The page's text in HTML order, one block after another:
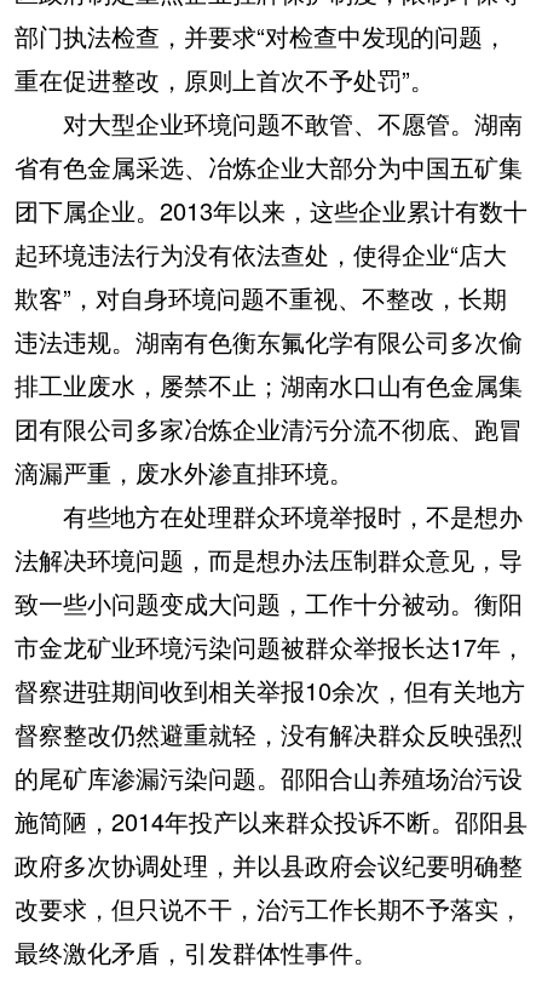
部门执法检查，并要求“对检查中发现的问题，
重在促进整改，原则上首次不予处罚”。
对大型企业环境问题不敢管、不愿管。湖南
省有色金属采选、冶炼企业大部分为中国五矿集
团下属企业。2013年以来，这些企业累计有数十
起环境违法行为没有依法查处，使得企业“店大
欺客”，对自身环境问题不重视、不整改，长期
违法违规。湖南有色衡东氟化学有限公司多次偷
排工业废水，屡禁不止；湖南水口山有色金属集
团有限公司多家冶炼企业清污分流不彻底、跑冒
滴漏严重，废水外渗直排环境。
有些地方在处理群众环境举报时，不是想办
法解决环境问题，而是想办法压制群众意见，导
致一些小问题变成大问题，工作十分被动。衡阳
市金龙矿业环境污染问题被群众举报长达17年，
督察进驻期间收到相关举报10余次，但有关地方
督察整改仍然避重就轻，没有解决群众反映强烈
的尾矿库渗漏污染问题。邵阳合山养殖场治污设
施简陋，2014年投产以来群众投诉不断。邵阳县
政府多次协调处理，并以县政府会议纪要明确整
改要求，但只说不干，治污工作长期不予落实，
最终激化矛盾，引发群体性事件。